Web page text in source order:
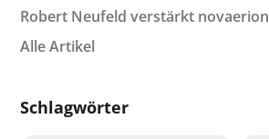
Robert Neufeld verstärkt novaerion
Alle Artikel
Schlagwörter